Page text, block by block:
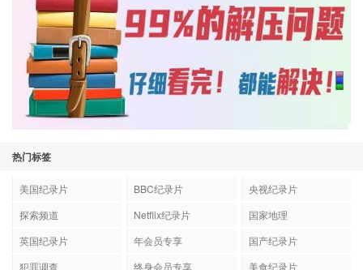
热门标签
美国纪录片 BBC纪录片
央视纪录片
探索频道
Netflix纪录片
国家地理
英国纪录片
年会员专享
国产纪录片
犯罪调查
终身会员专享 美食纪录片